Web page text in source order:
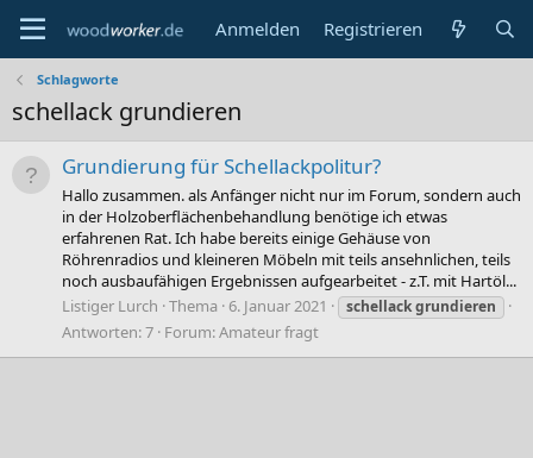
Anmelden Registrieren
Schlagworte
schellack grundieren
Grundierung für Schellackpolitur?
Hallo zusammen. als Anfänger nicht nur im Forum, sondern auch
in der Holzoberflächenbehandlung benötige ich etwas
erfahrenen Rat. Ich habe bereits einige Gehäuse von
Röhrenradios und kleineren Möbeln mit teils ansehnlichen, teils
noch ausbaufähigen Ergebnissen aufgearbeitet - z.T. mit Hartöl...
Listiger Lurch Thema 6. Januar 2021 schellackgrundieren
Antworten: 7 Forum:Amateur fragt